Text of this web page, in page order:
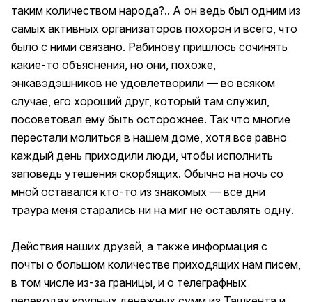
таким количеством народа?.. А он ведь был одним из
самых активных организаторов похорон и всего, что
было с ними связано. Рабинову пришлось сочинять
какие-то объяснения, но они, похоже,
энкавэдэшников не удовлетворили — во всяком
случае, его хороший друг, который там служил,
посоветовал ему быть осторожнее. Так что многие
перестали молиться в нашем доме, хотя все равно
каждый день приходили люди, чтобы исполнить
заповедь утешения скорбящих. Обычно на ночь со
мной оставался кто-то из знакомых — все дни
траура меня старались ни на миг не оставлять одну.
Действия наших друзей, а также информация с
почты о большом количестве приходящих нам писем,
в том числе из-за границы, и о телеграфных